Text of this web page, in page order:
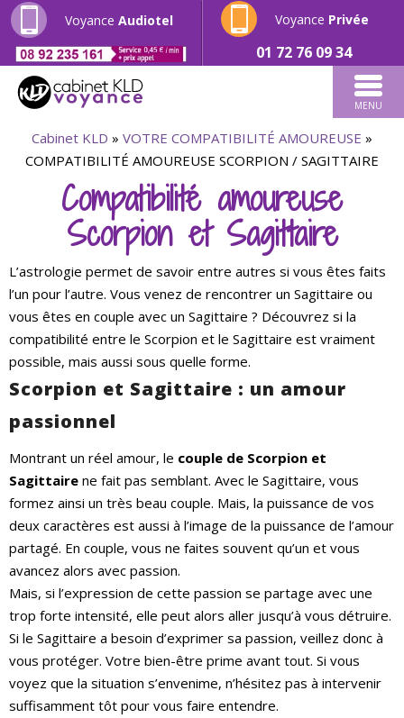
Voyance Audiotel Voyance Privée
01 72 76 09 34
MENU
Cabinet KLD » VOTRE COMPATIBILITÉ AMOUREUSE »
COMPATIBILITÉ AMOUREUSE SCORPION / SAGITTAIRE
Compatibilité amoureuse
Scorpion et Sagittaire
L’astrologie permet de savoir entre autres si vous êtes faits
l’un pour l’autre. Vous venez de rencontrer un Sagittaire ou
vous êtes en couple avec un Sagittaire ? Découvrez si la
compatibilité entre le Scorpion et le Sagittaire est vraiment
possible, mais aussi sous quelle forme.
Scorpion et Sagittaire : un amour
passionnel
Montrant un réel amour, le couple de Scorpion et
Sagittaire ne fait pas semblant. Avec le Sagittaire, vous
formez ainsi un très beau couple. Mais, la puissance de vos
deux caractères est aussi à l’image de la puissance de l’amour
partagé. En couple, vous ne faites souvent qu’un et vous
avancez alors avec passion.
Mais, si l’expression de cette passion se partage avec une
trop forte intensité, elle peut alors aller jusqu’à vous détruire.
Si le Sagittaire a besoin d’exprimer sa passion, veillez donc à
vous protéger. Votre bien-être prime avant tout. Si vous
voyez que la situation s’envenime, n’hésitez pas à intervenir
suffisamment tôt pour vous faire entendre.